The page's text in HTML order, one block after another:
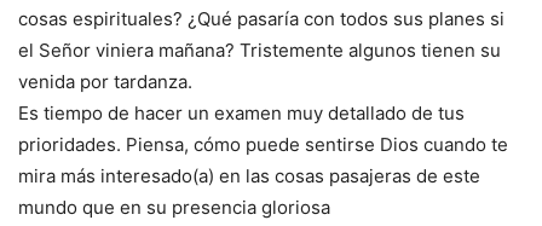
cosas espirituales? ¿Qué pasaría con todos sus planes si
el Señor viniera mañana? Tristemente algunos tienen su
venida por tardanza.
Es tiempo de hacer un examen muy detallado de tus
prioridades. Piensa, cómo puede sentirse Dios cuando te
mira más interesado(a) en las cosas pasajeras de este
mundo que en su presencia gloriosa